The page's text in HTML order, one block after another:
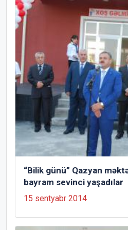
“Bilik günü” Qazyan
bayram sevinci yaşadılar
15 sentyabr 2014